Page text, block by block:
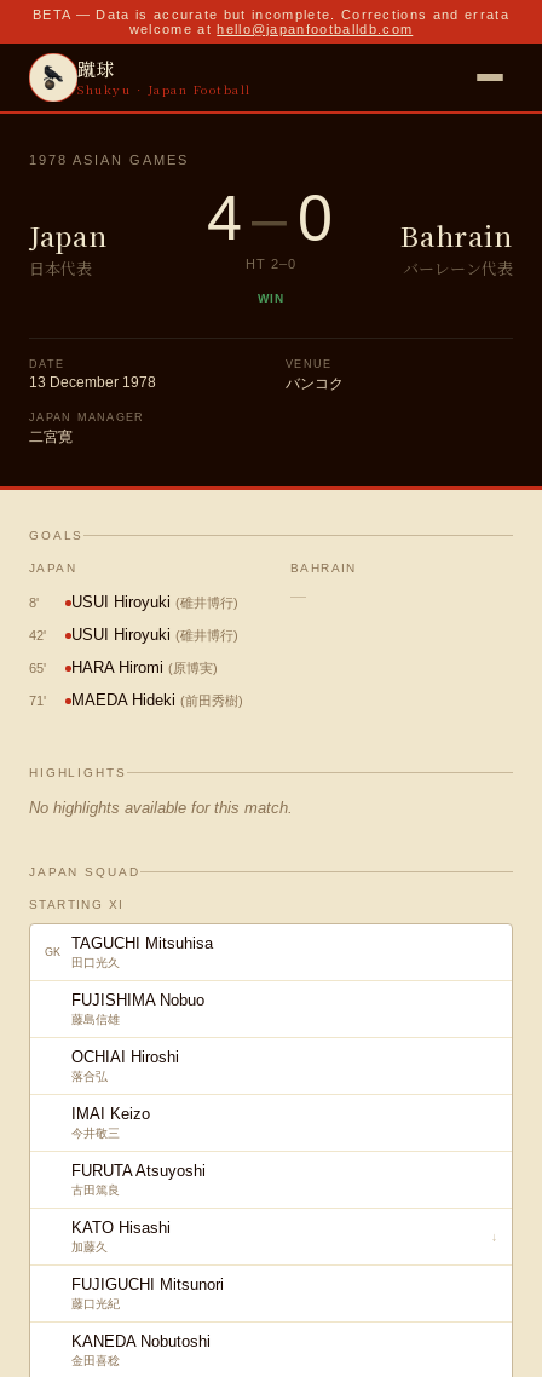
BETA — Data is accurate but incomplete. Corrections and errata
welcome at hello@japanfootballdb.com
蹴球
Shukyu · Japan Football
1978 ASIAN GAMES
Japan
日本代表
4–0
HT 2–0
WIN
Bahrain
バーレーン代表
DATE
13 December 1978
VENUE
バンコク
JAPAN MANAGER
二宮寛
GOALS
JAPAN
8' USUI Hiroyuki (碓井博行)
42' USUI Hiroyuki (碓井博行)
65' HARA Hiromi (原博実)
71' MAEDA Hideki (前田秀樹)
BAHRAIN
—
HIGHLIGHTS
No highlights available for this match.
JAPAN SQUAD
STARTING XI
GK TAGUCHI Mitsuhisa
田口光久
FUJISHIMA Nobuo
藤島信雄
OCHIAI Hiroshi
落合弘
IMAI Keizo
今井敬三
FURUTA Atsuyoshi
古田篤良
KATO Hisashi
加藤久
↓
FUJIGUCHI Mitsunori
藤口光紀
KANEDA Nobutoshi
金田喜稔